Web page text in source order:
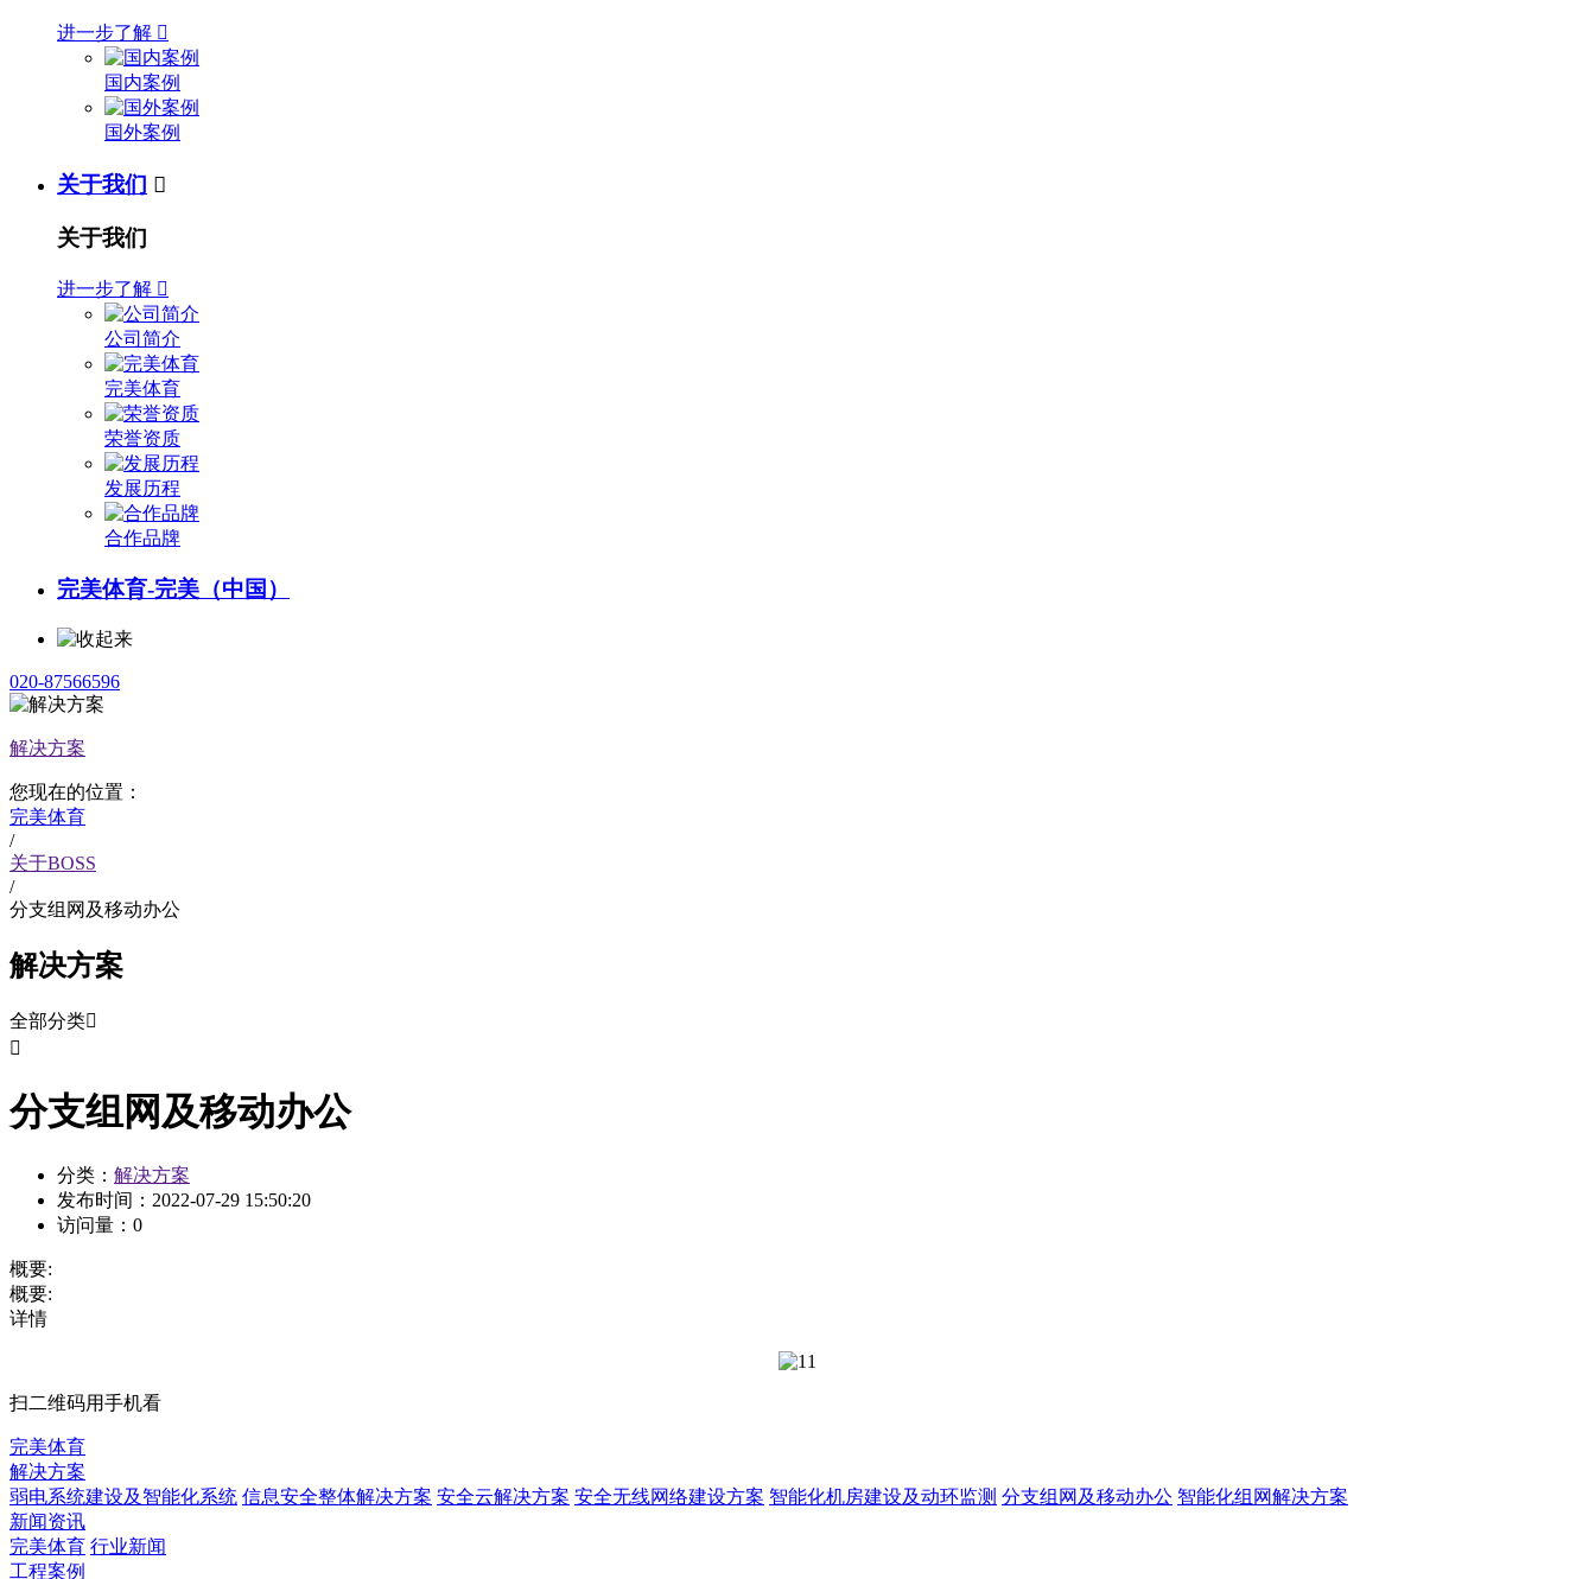
进一步了解 
国内案例
国外案例
关于我们 
关于我们
进一步了解 
公司简介
完美体育
荣誉资质
发展历程
合作品牌
完美体育-完美（中国）
020-87566596
解决方案
您现在的位置：
完美体育
/
关于BOSS
/
分支组网及移动办公
解决方案
全部分类

分支组网及移动办公
分类： 解决方案
发布时间： 2022-07-29 15:50:20
访问量： 0
概要:
概要:
详情
扫二维码用手机看
完美体育
解决方案
弱电系统建设及智能化系统 信息安全整体解决方案 安全云解决方案 安全无线网络建设方案 智能化机房建设及动环监测 分支组网及移动办公 智能化组网解决方案
新闻资讯
完美体育 行业新闻
工程案例